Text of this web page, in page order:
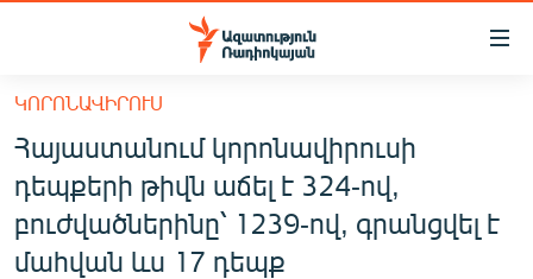
Մատչելիության
հիմնական
բովանդակությանը
Անցնել
հիմնական
մենյուին
Որոնում
ՀԱՅԱՍՏԱՆ
ՔԱՂԱՔԱԿԱՆ
ԸՆՏՐՈՒԹՅՈՒՆՆԵՐ 2026
ԿՈՐՈՆԱՎԻՐՈՒՍ
Հայաստանում կորոնավիրուսի
դեպքերի թիվն աճել է 324-ով,
բուժվածներինը՝ 1239-ով, գրանցվել է
մահվան ևս 17 դեպք